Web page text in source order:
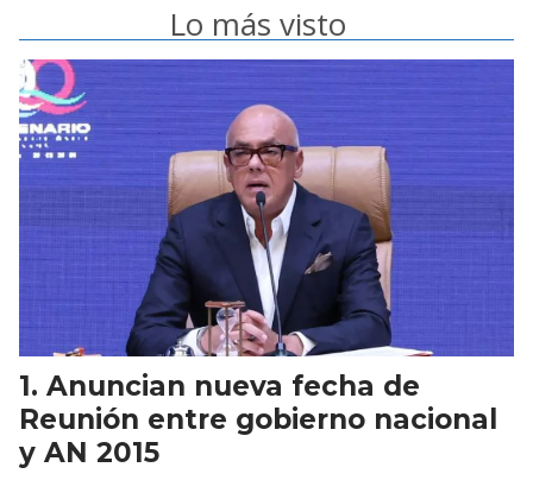
Lo más visto
Anuncian nueva fecha de
Reunión entre gobierno nacional
y AN 2015